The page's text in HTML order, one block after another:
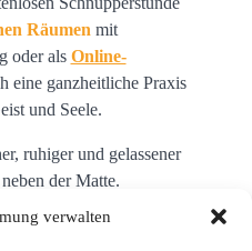
verwalten
Räumen mit
oder als Online-
eine ganzheitliche Praxis
und Seele.
ruhiger und gelassener
der Matte.
Du bist viel mehr